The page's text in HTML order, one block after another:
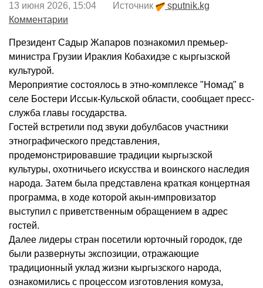
13 июня 2026, 15:04 Источник
sputnik.kg
Комментарии
Президент Садыр Жапаров познакомил премьер-
министра Грузии Ираклия Кобахидзе с кыргызской
культурой.
Мероприятие состоялось в этно-комплексе "Номад" в
селе Бостери Иссык-Кульской области, сообщает пресс-
служба главы государства.
Гостей встретили под звуки добулбасов участники
этнографического представления,
продемонстрировавшие традиции кыргызской
культуры, охотничьего искусства и воинского наследия
народа. Затем была представлена краткая концертная
программа, в ходе которой акын-импровизатор
выступил с приветственным обращением в адрес
гостей.
Далее лидеры стран посетили юрточный городок, где
были развернуты экспозиции, отражающие
традиционный уклад жизни кыргызского народа,
ознакомились с процессом изготовления комуза,